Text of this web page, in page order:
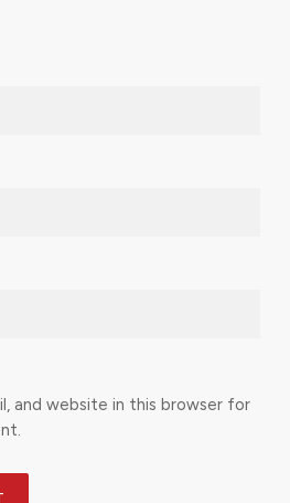
and website in this browser for